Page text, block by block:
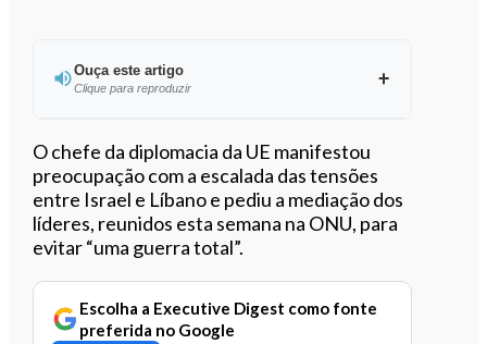
Ouça este artigo
Clique para reproduzir
Ouvir este artigo
O chefe da diplomacia da UE manifestou
preocupação com a escalada das tensões
entre Israel e Líbano e pediu a mediação dos
líderes, reunidos esta semana na ONU, para
evitar “uma guerra total”.
Escolha a Executive Digest como fonte
preferida no Google